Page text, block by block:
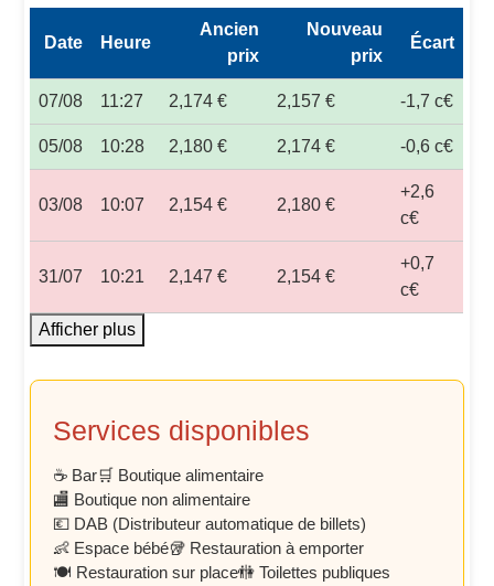
Date Heure
Ancien
prix
Nouveau
prix
Écart
07/08 11:27 2,174 € 2,157 € -1,7 c€
05/08 10:28 2,180 € 2,174 € -0,6 c€
03/08 10:07 2,154 € 2,180 €
+2,6
c€
31/07 10:21 2,147 € 2,154 €
+0,7
c€
Afficher plus
Services disponibles
☕ Bar🛒 Boutique alimentaire
🏬 Boutique non alimentaire
💶 DAB (Distributeur automatique de billets)
👶 Espace bébé🥡 Restauration à emporter
🍽️ Restauration sur place🚻 Toilettes publiques